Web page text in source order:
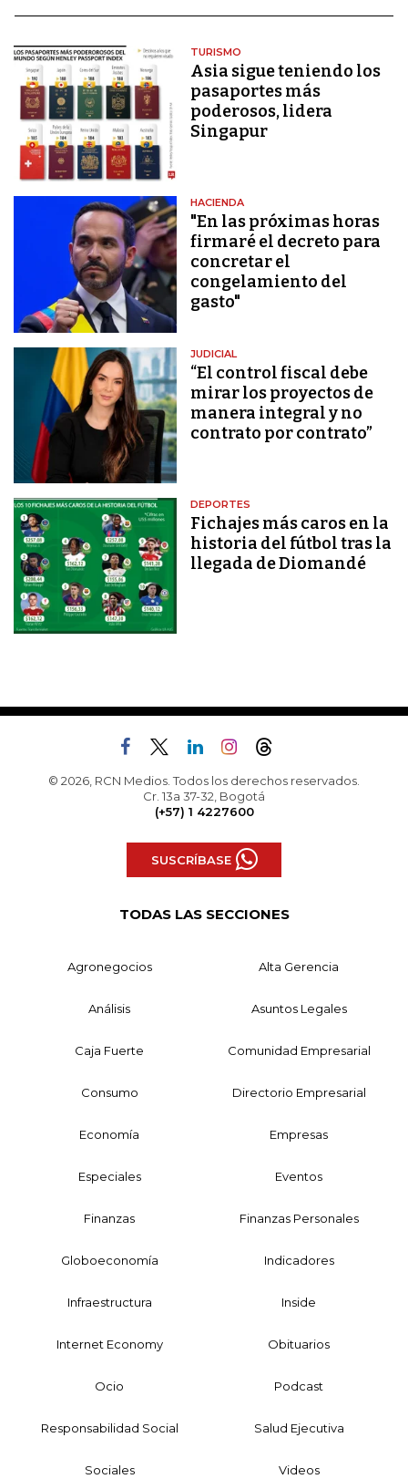
TURISMO
Asia sigue teniendo los
pasaportes más
poderosos, lidera
Singapur
HACIENDA
"En las próximas horas
firmaré el decreto para
concretar el
congelamiento del
gasto"
JUDICIAL
“El control fiscal debe
mirar los proyectos de
manera integral y no
contrato por contrato”
DEPORTES
Fichajes más caros en la
historia del fútbol tras la
llegada de Diomandé
© 2026, RCN Medios. Todos los derechos reservados.
Cr. 13a 37-32, Bogotá
(+57) 1 4227600
SUSCRÍBASE
TODAS LAS SECCIONES
Agronegocios Alta Gerencia
Análisis Asuntos Legales
Caja Fuerte Comunidad Empresarial
Consumo Directorio Empresarial
Economía Empresas
Especiales Eventos
Finanzas Finanzas Personales
Globoeconomía Indicadores
Infraestructura Inside
Internet Economy Obituarios
Ocio Podcast
Responsabilidad Social Salud Ejecutiva
Sociales Videos